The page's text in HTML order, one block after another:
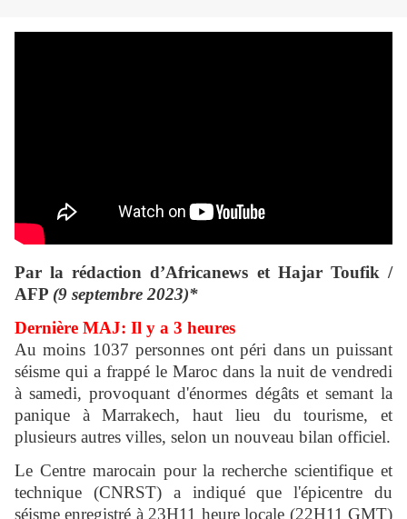
Par la rédaction d’Africanews et Hajar Toufik /
AFP (9 septembre 2023)*
Dernière MAJ: Il y a 3 heures
Au moins 1037 personnes ont péri dans un puissant
séisme qui a frappé le Maroc dans la nuit de vendredi
à samedi, provoquant d'énormes dégâts et semant la
panique à Marrakech, haut lieu du tourisme, et
plusieurs autres villes, selon un nouveau bilan officiel.
Le Centre marocain pour la recherche scientifique et
technique (CNRST) a indiqué que l'épicentre du
séisme enregistré à 23H11 heure locale (22H11 GMT)